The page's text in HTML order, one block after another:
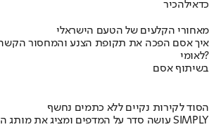
כדאילהכיר
מאחורי הקלעים של הטעם הישראלי
לאומי?
בשיתוף אסם
הסוד לקירות נקיים ללא כתמים נחשף
מומחה BG BOND עושה סדר על המדפים ומציג את מותג הצבע SIMPLY